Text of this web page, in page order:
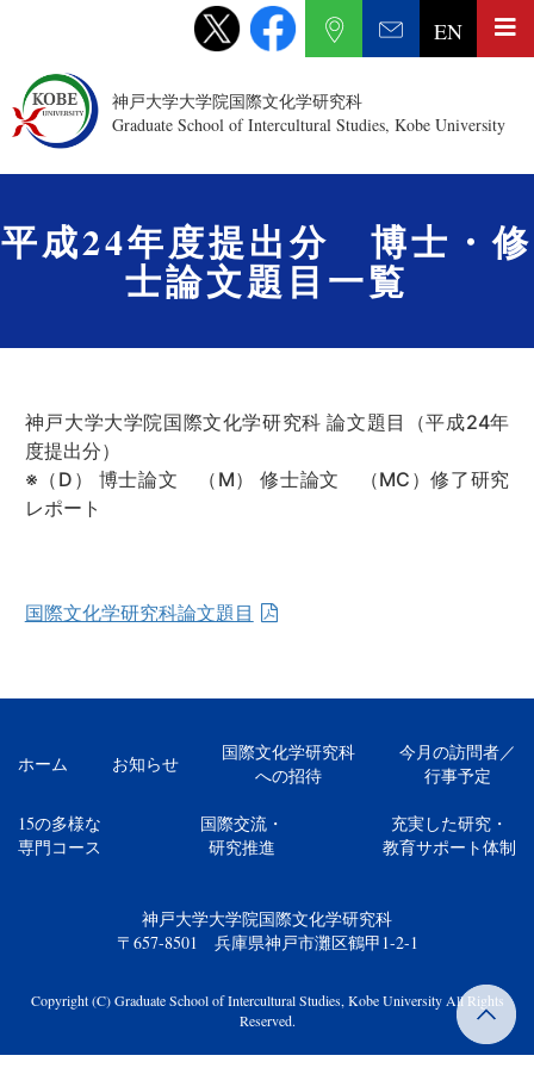
神戸大学大学院国際文化学研究科
Graduate School of Intercultural Studies, Kobe University
EN
平成24年度提出分 博士・修
士論文題目一覧
神戸大学大学院国際文化学研究科 論文題目（平成24年
度提出分）
※（D） 博士論文 （M） 修士論文 （MC）修了研究
レポート
国際文化学研究科論文題目
ホーム お知らせ
国際文化学研究科
への招待
今月の訪問者／
行事予定
15の多様な
専門コース
国際交流・
研究推進
充実した研究・
教育サポート体制
神戸大学大学院国際文化学研究科
〒657-8501 兵庫県神戸市灘区鶴甲1-2-1
Copyright (C) Graduate School of Intercultural Studies, Kobe University All Rights
Reserved.